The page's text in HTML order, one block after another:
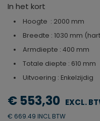
In het kort
Hoogte : 2000 mm
Breedte : 1030 mm
Armdiepte : 400 mm
Totale diepte : 610 mm
Uitvoering : Enkelzijdig
€ 553,30
€ 669.49 INCL BTW